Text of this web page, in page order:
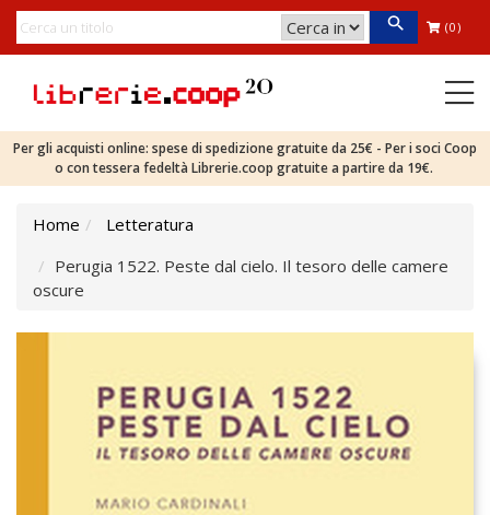
(0)
Per gli acquisti online: spese di spedizione gratuite da 25€ - Per i soci Coop
o con tessera fedeltà Librerie.coop gratuite a partire da 19€.
Home
Letteratura
Perugia 1522. Peste dal cielo. Il tesoro delle camere
oscure